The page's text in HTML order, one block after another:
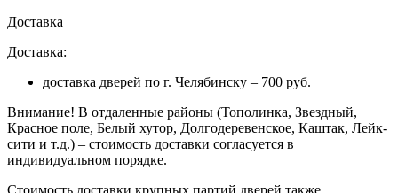
Доставка
Доставка:
доставка дверей по г. Челябинску – 700 руб.
Внимание! В отдаленные районы (Тополинка, Звездный,
Красное поле, Белый хутор, Долгодеревенское, Каштак, Лейк-
сити и т.д.) – стоимость доставки согласуется в
индивидуальном порядке.
Стоимость доставки крупных партий дверей также